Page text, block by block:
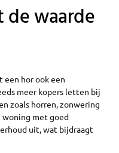
de waarde
een hor ook een
meer kopers letten bij
zoals horren, zonwering
woning met goed
uit, wat bijdraagt